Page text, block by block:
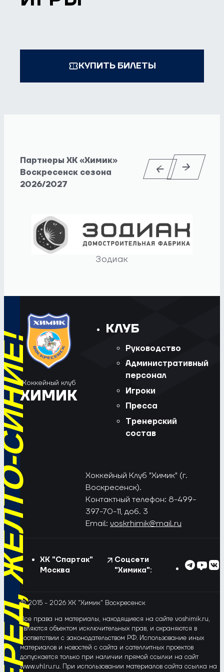
КУПИТЬ БИЛЕТЫ
Партнеры ХК «Химик»
Воскресенск сезона
2026/2027
Зодиак
СИНИЕ!
Хоккейный клуб
ХИМИК
КЛУБ
Руководство
Административный
персонал
Игроки
Пресса
Тренерский
состав
Хоккейный Клуб "Химик" (г.
Воскресенск).
Контактный телефон: 8-499-
397-70-11, доб. 3
Email: voskrhimik@mail.ru
ХК "Спартак"
Москва
Соцсети
"Химика":
© 2015 - 2026 ХК "Химик" Воскресенск
Все права на материалы, находящиеся на сайте voshimik.ru,
являются объектом исключительных прав, и охраняются в
соответствии с законодательством РФ. Использование иных
материалов и новостей с сайта и сателлитных проектов
допускается только при наличии прямой ссылки на сайт
www.vhlru.ru. При использовании материалов сайта ссылка на